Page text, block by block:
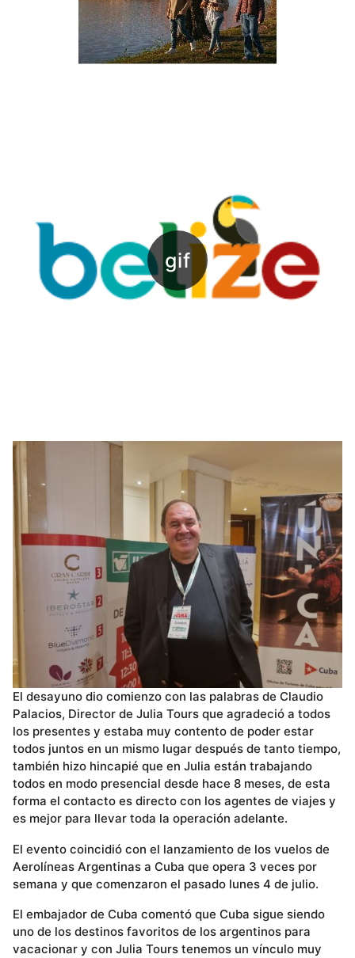
El desayuno dio comienzo con las palabras de Claudio
Palacios, Director de Julia Tours que agradeció a todos
los presentes y estaba muy contento de poder estar
todos juntos en un mismo lugar después de tanto tiempo,
también hizo hincapié que en Julia están trabajando
todos en modo presencial desde hace 8 meses, de esta
forma el contacto es directo con los agentes de viajes y
es mejor para llevar toda la operación adelante.
El evento coincidió con el lanzamiento de los vuelos de
Aerolíneas Argentinas a Cuba que opera 3 veces por
semana y que comenzaron el pasado lunes 4 de julio.
El embajador de Cuba comentó que Cuba sigue siendo
uno de los destinos favoritos de los argentinos para
vacacionar y con Julia Tours tenemos un vínculo muy